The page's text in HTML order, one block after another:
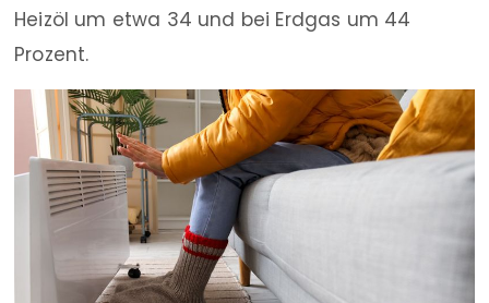
Heizöl um etwa 34 und bei Erdgas um 44
Prozent.